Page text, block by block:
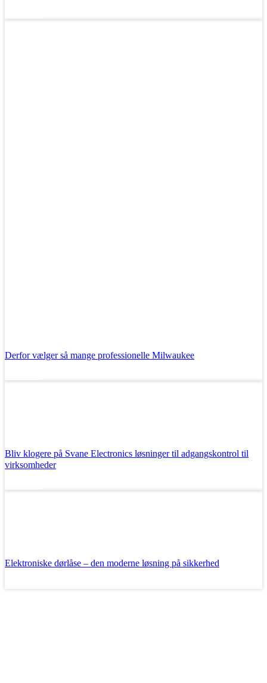
Derfor vælger så mange professionelle Milwaukee
Bliv klogere på Svane Electronics løsninger til adgangskontrol til
virksomheder
Elektroniske dørlåse – den moderne løsning på sikkerhed